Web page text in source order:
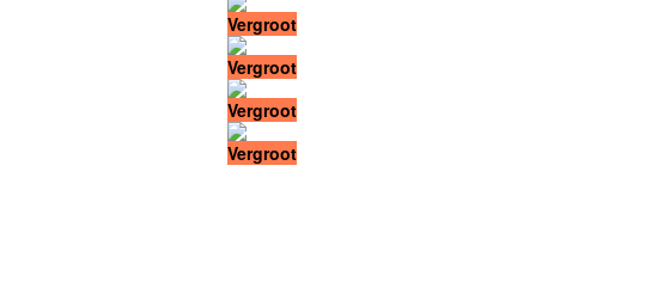
Vergroot
Vergroot
Vergroot
Vergroot